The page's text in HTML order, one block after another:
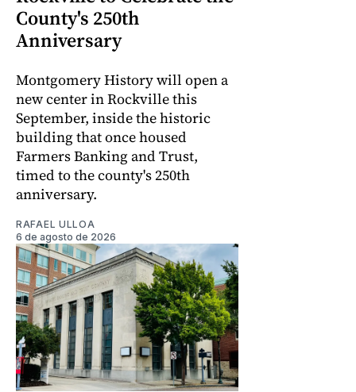
County's 250th
Anniversary
Montgomery History will open a
new center in Rockville this
September, inside the historic
building that once housed
Farmers Banking and Trust,
timed to the county's 250th
anniversary.
RAFAEL ULLOA
6 de agosto de 2026